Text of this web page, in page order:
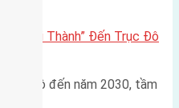
Ngoại Thành” Đến Trục Đô
Thủ đô đến năm 2030, tầm